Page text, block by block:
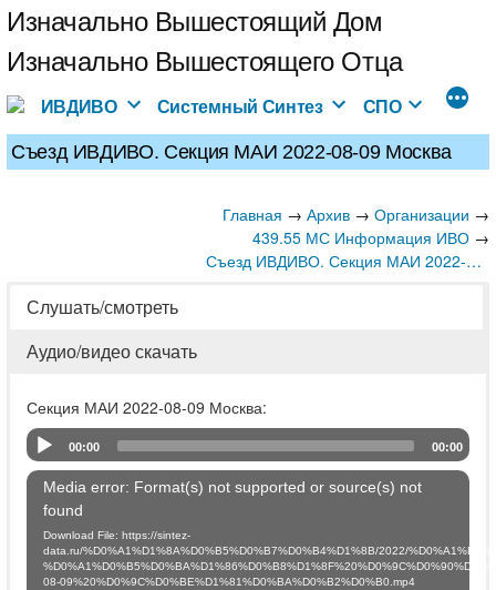
Перейти
к
содержимому
Изначально Вышестоящий Дом
Изначально Вышестоящего Отца
ИВДИВО Системный Синтез СПО
Съезд ИВДИВО. Секция МАИ 2022-08-09 Москва
Главная → Архив → Организации →
439.55 МС Информация ИВО →
Съезд ИВДИВО. Секция МАИ 2022-08-09 Москва
Слушать/смотреть
Аудио/видео скачать
Секция МАИ 2022-08-09 Москва:
Audio Player
00:00 00:00
Video
Player
Media error: Format(s) not supported or source(s) not
found
Download File: https://sintez-
data.ru/%D0%A1%D1%8A%D0%B5%D0%B7%D0%B4%D1%8B/2022/
08-09%20%D0%9C%D0%BE%D1%81%D0%BA%D0%B2%D0%B0.mp4